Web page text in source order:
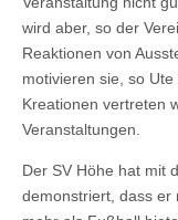
wird aber, so der
Reaktionen von
motivieren sie, so
Kreationen vertreten
Veranstaltungen.
Der SV Höhe hat mit
demonstriert, dass er